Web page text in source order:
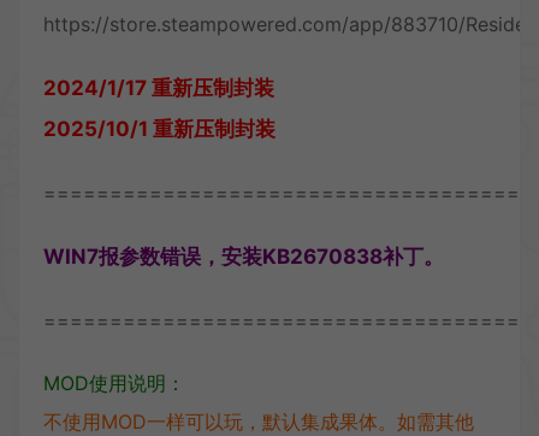
https://store.steampowered.com/app/883710/
2024/1/17 重新压制封装
2025/10/1 重新压制封装
WIN7报参数错误，安装KB2670838补丁。
MOD使用说明：
不使用MOD一样可以玩，默认集成果体。如需其他